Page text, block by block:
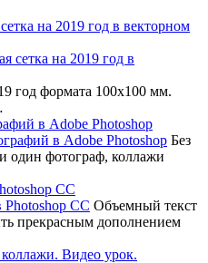
на 2019 год в векторном
год формата 100х100 мм.
в Adobe Photoshop
Без
один фотограф, коллажи
CC
Объемный текст
прекрасным дополнением
Видео урок.